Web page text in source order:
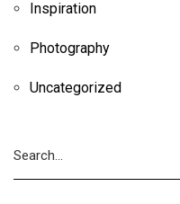
Inspiration
Photography
Uncategorized